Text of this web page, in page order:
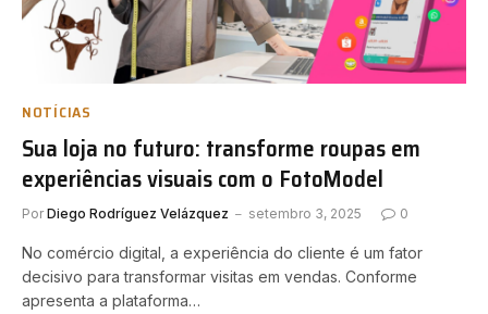
NOTÍCIAS
Sua loja no futuro: transforme roupas em
experiências visuais com o FotoModel
Por Diego Rodríguez Velázquez setembro 3, 2025 0
No comércio digital, a experiência do cliente é um fator
decisivo para transformar visitas em vendas. Conforme
apresenta a plataforma…